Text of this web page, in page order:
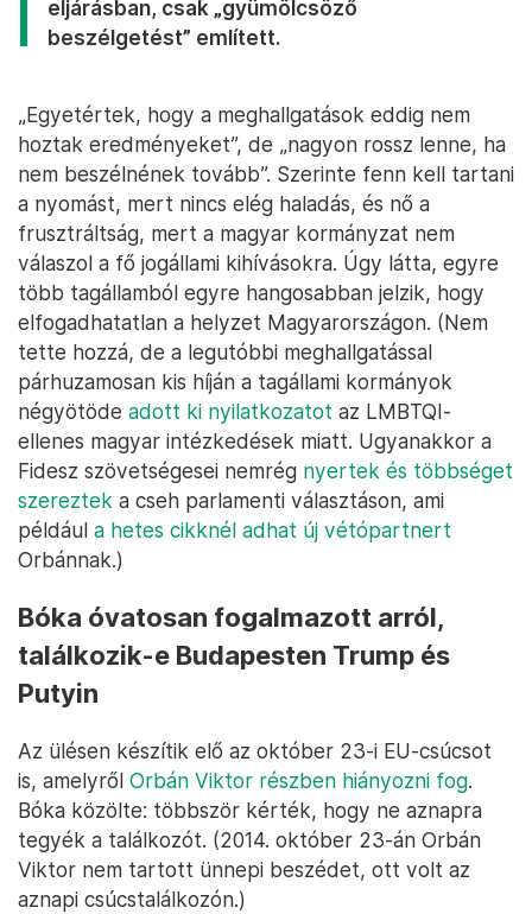
eljárásban, csak „gyümölcsöző
beszélgetést” említett.
„Egyetértek, hogy a meghallgatások eddig nem
hoztak eredményeket”, de „nagyon rossz lenne, ha
nem beszélnének tovább”. Szerinte fenn kell tartani
a nyomást, mert nincs elég haladás, és nő a
frusztráltság, mert a magyar kormányzat nem
válaszol a fő jogállami kihívásokra. Úgy látta, egyre
több tagállamból egyre hangosabban jelzik, hogy
elfogadhatatlan a helyzet Magyarországon. (Nem
tette hozzá, de a legutóbbi meghallgatással
párhuzamosan kis híján a tagállami kormányok
négyötöde adott ki nyilatkozatot az LMBTQI-
ellenes magyar intézkedések miatt. Ugyanakkor a
Fidesz szövetségesei nemrég nyertek és többséget
szereztek a cseh parlamenti választáson, ami
például a hetes cikknél adhat új vétópartnert
Orbánnak.)
Bóka óvatosan fogalmazott arról,
találkozik-e Budapesten Trump és
Putyin
Az ülésen készítik elő az október 23-i EU-csúcsot
is, amelyről Orbán Viktor részben hiányozni fog.
Bóka közölte: többször kérték, hogy ne aznapra
tegyék a találkozót. (2014. október 23-án Orbán
Viktor nem tartott ünnepi beszédet, ott volt az
aznapi csúcstalálkozón.)